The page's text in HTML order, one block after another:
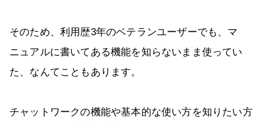
そのため、利用歴3年のベテランユーザーでも、マ
ニュアルに書いてある機能を知らないまま使ってい
た、なんてこともあります。
チャットワークの機能や基本的な使い方を知りたい方